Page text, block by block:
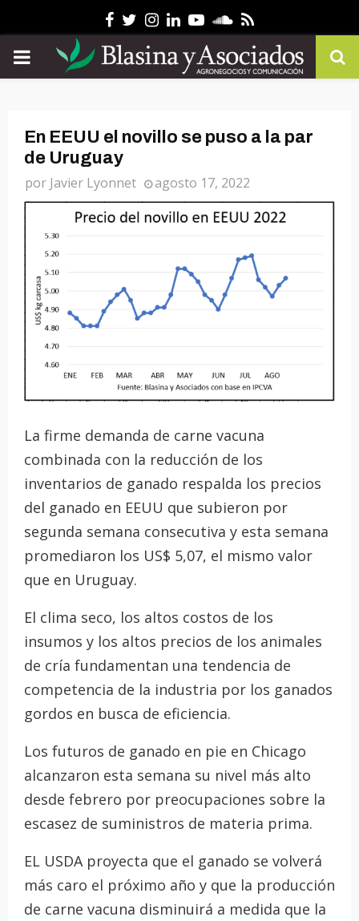
Facebook
Twitter
Instagram
Linkedin
YoutubeSoundcloud
Rss
PRIMARY
En EEUU el novillo se puso a la par
de Uruguay
por Javier Lyonnet agosto 17, 2022
La firme demanda de carne vacuna
combinada con la reducción de los
inventarios de ganado respalda los precios
del ganado en EEUU que subieron por
segunda semana consecutiva y esta semana
promediaron los US$ 5,07, el mismo valor
que en Uruguay.
El clima seco, los altos costos de los
insumos y los altos precios de los animales
de cría fundamentan una tendencia de
competencia de la industria por los ganados
gordos en busca de eficiencia.
Los futuros de ganado en pie en Chicago
alcanzaron esta semana su nivel más alto
desde febrero por preocupaciones sobre la
escasez de suministros de materia prima.
EL USDA proyecta que el ganado se volverá
más caro el próximo año y que la producción
de carne vacuna disminuirá a medida que la